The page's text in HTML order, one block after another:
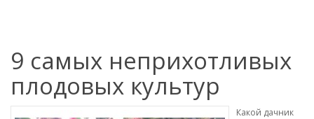
9 самых неприхотливых
плодовых культур
Какой дачник